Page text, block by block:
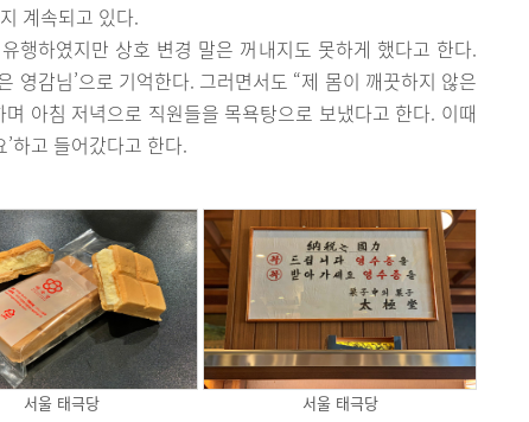
계속되고 있다.
행하였지만 상호 변경 말은 꺼내지도 못하게 했다고 한다.
영감님’으로 기억한다. 그러면서도 “제 몸이 깨끗하지 않은
아침 저녁으로 직원들을 목욕탕으로 보냈다고 한다. 이때
하고 들어갔다고 한다.
서울 태극당 서울 태극당